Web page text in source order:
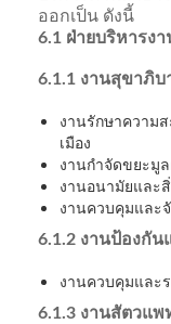
ออกเป็น ดังนี้
6.1 ฝ่ายบริหารง
6.1.1 งานสุขาภิ
งานรักษาความ
เมือง
งานกำจัดขยะมู
งานอนามัยและ
งานควบคุมและ
6.1.2 งานป้องกั
งานควบคุมและ
6.1.3 งานสัตวแพ